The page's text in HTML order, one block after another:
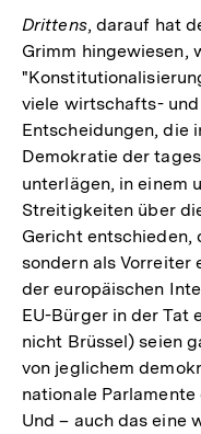
Drittens, darauf hat
Grimm hingewiesen,
viele wirtschafts-
Entscheidungen, die
Demokratie der
unterlägen, in einem
Streitigkeiten über
Gericht entschieden,
sondern als Vorreiter
der europäischen
EU-Bürger in der Tat
nicht Brüssel) seien
von jeglichem
nationale Parlamente
Und – auch das eine